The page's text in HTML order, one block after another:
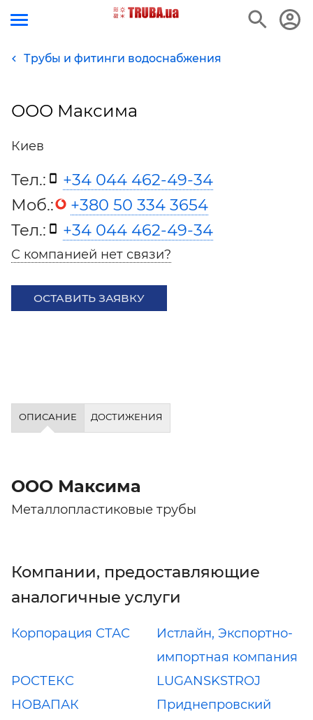
Трубы и фитинги водоснабжения
ООО Максима
Киев
Тел.:
+34 044 462-49-34
Моб.:
+380 50 334 3654
Тел.:
+34 044 462-49-34
С компанией нет связи?
ОСТАВИТЬ ЗАЯВКУ
ОПИСАНИЕ ДОСТИЖЕНИЯ
ООО Максима
Металлопластиковые трубы
Компании, предоставляющие
аналогичные услуги
Корпорация СТАС
Истлайн, Экспортно-
импортная компания
РОСТЕКС
LUGANSKSTROJ
НОВАПАК
Приднепровский